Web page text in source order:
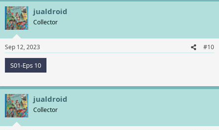
jualdroid
Collector
Sep 12, 2023 #10
S01-Eps 10
jualdroid
Collector